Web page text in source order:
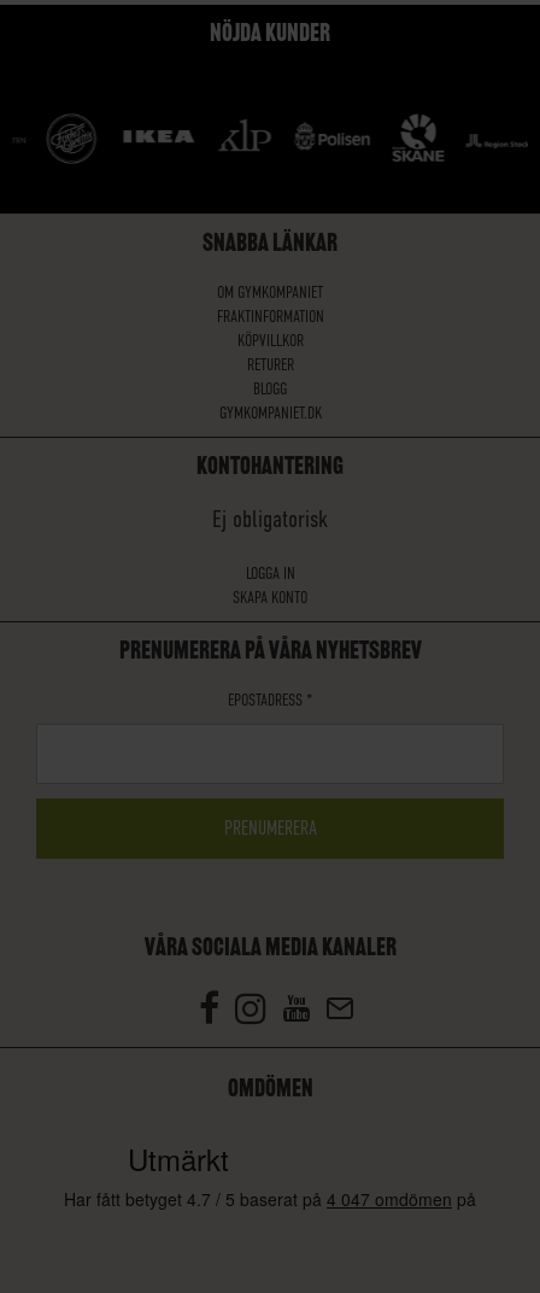
NÖJDA KUNDER
SNABBA LÄNKAR
OM GYMKOMPANIET
FRAKTINFORMATION
KÖPVILLKOR
RETURER
BLOGG
GYMKOMPANIET.DK
KONTOHANTERING
Ej obligatorisk
LOGGA IN
SKAPA KONTO
PRENUMERERA PÅ VÅRA NYHETSBREV
EPOSTADRESS *
VÅRA SOCIALA MEDIA KANALER
OMDÖMEN